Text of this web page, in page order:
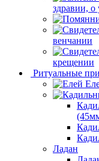
здравии, о
венчании
крещении
Ритуальные
Ладан